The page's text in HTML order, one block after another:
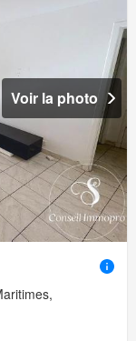
Voir la photo